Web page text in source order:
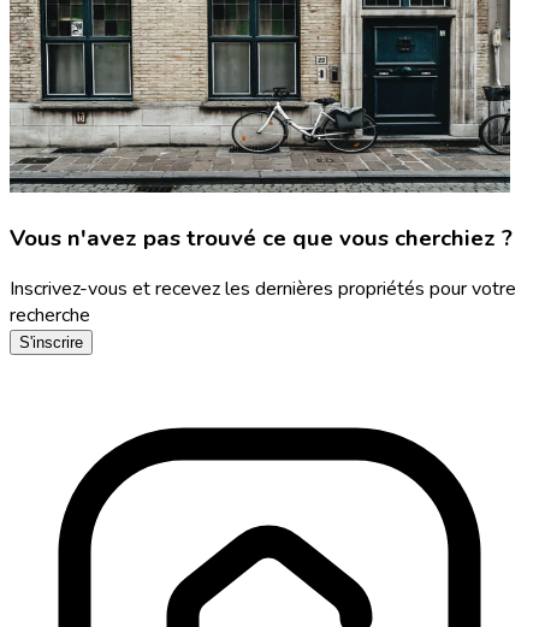
Vous n'avez pas trouvé ce que vous cherchiez ?
Inscrivez-vous et recevez les dernières propriétés pour votre
recherche
S'inscrire